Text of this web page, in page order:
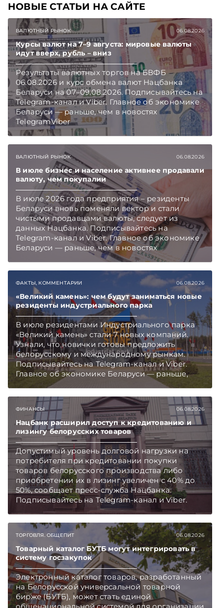
НОВЫЕ СТАТЬИ НА САЙТЕ
ВАЛЮТНЫЙ РЫНОК 06.08.2026
Курсы валют на 7–9 августа: мировые валюты
идут вверх, рубль – вниз
Результаты валютных торгов на БВФБ
06.08.2026 и курс обмена валют Нацбанка
Беларуси на 07–09.08.2026. Подписывайтесь на
Telegram‑канал и Viber. Главное об экономике
Беларуси — раньше, чем в новостях
TelegramViber
ВАЛЮТНЫЙ РЫНОК 06.08.2026
В июле бизнес и население активнее продавали
валюту, чем покупалии
В июле 2026 года предприятия – резиденты
Беларуси вновь поменяли вектор и стали
чистыми продавцами валюты, следует из
данных Нацбанка. Подписывайтесь на
Telegram‑канал и Viber. Главное об экономике
Беларуси — раньше, чем в новостях
ФАКТЫ, КОММЕНТАРИИ 06.08.2026
«Великий камень»: чем будут заниматься новые
резиденты индустриального парка
В июле резидентами Индустриального парка
«Великий камень» стали 7 новых компаний.
Узнали, что новички готовы предложить
белорусскому и международному рынкам.
Подписывайтесь на Telegram‑канал и Viber.
Главное об экономике Беларуси — раньше,
чем в новостях TelegramViber
ФИНАНСЫ 06.08.2026
Нацбанк расширил доступ к кредитованию и
лизингу белорусских товаров
Допустимый уровень долговой нагрузки на
потребителя при кредитовании покупки
товаров белорусского производства либо
приобретении их в лизинг увеличен с 40% до
50%, сообщает пресс-служба Нацбанка.
Подписывайтесь на Telegram‑канал и Viber.
Главное об экономике Беларуси — раньше,
ТОРГОВЛЯ. ОБЩЕПИТ 06.08.2026
Товарный каталог БУТБ могут интегрировать в
систему госзакупок
Электронный каталог товаров, разработанный
на Белорусской универсальной товарной
бирже (БУТБ), может стать единой
общенациональной системой для организации